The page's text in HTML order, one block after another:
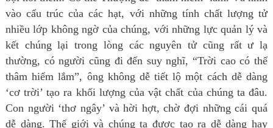
vào cấu trúc của các hạt, với những tính chất lượng tử
nhiều lớp không ngờ của chúng, với những lực quản lý và
kết chúng lại trong lòng các nguyên tử cũng rất ư lạ
thường, có người cũng đi đến suy nghĩ, “Trời cao có thể
thâm hiểm lắm”, ông không dễ tiết lộ một cách dễ dàng
‘cơ trời’ tạo ra khối lượng của vật chất của chúng ta đâu.
Con người ‘thơ ngây’ và hời hợt, chờ đợi những cái quá
dễ dàng. Thế giới và chúng ta được tạo ra dễ dàng hay